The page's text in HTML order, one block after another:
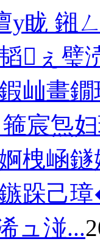
у眬 鎺
ぇ
屾畫
箍宸炰
栧崡
跺己
ュ湴...